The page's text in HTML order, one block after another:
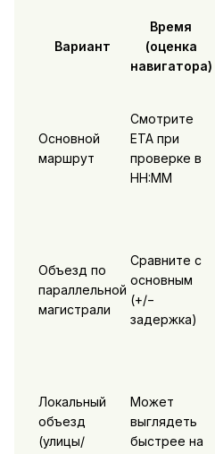
Вариант
Время
(оценка
навигатора)
Основной
маршрут
Смотрите
ETA при
проверке в
HH:MM
Объезд по
параллельной
магистрали
Сравните с
основным
(+/−
задержка)
Локальный
объезд
(улицы/
Может
выглядеть
быстрее на